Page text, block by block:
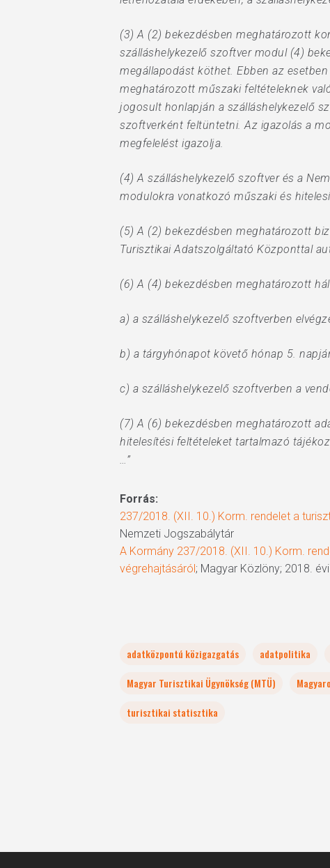
(3) A (2) bekezdésben meghatározott
szálláshelykezelő szoftver modul (4)
megállapodást köthet. Ebben az
meghatározott műszaki feltételeknek
jogosult honlapján a szálláshelykezelő
szoftverként feltüntetni. Az igazolás a
megfelelést igazolja.
(4) A szálláshelykezelő szoftver és a
modulokra vonatkozó műszaki és
(5) A (2) bekezdésben meghatározott
Turisztikai Adatszolgáltató Központtal
(6) A (4) bekezdésben meghatározott
a) a szálláshelykezelő szoftverben
b) a tárgyhónapot követő hónap 5.
c) a szálláshelykezelő szoftverben a
(7) A (6) bekezdésben meghatározott
hitelesítési feltételeket tartalmazó
…”
Forrás:
237/2018. (XII. 10.) Korm. rendelet a
Nemzeti Jogszabálytár
A Kormány 237/2018. (XII. 10.) Korm.
végrehajtásáról; Magyar Közlöny; 2018.
adatközpontú közigazgatás adatpolitika
Magyar Turisztikai Ügynökség (MTÜ)
turisztikai statisztika